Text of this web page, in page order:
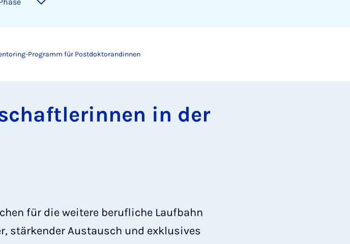
Programm für Postdoktorandinnen
in der
für die weitere berufliche Laufbahn
stärkender Austausch und exklusives